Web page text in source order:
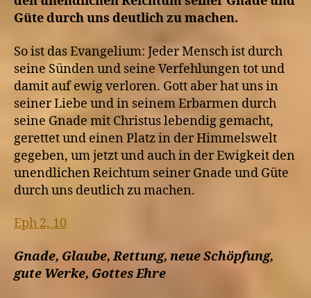
Güte durch uns deutlich zu machen.
So ist das Evangelium: Jeder Mensch ist durch
seine Sünden und seine Verfehlungen tot und
damit auf ewig verloren. Gott aber hat uns in
seiner Liebe und in seinem Erbarmen durch
seine Gnade mit Christus lebendig gemacht,
gerettet und einen Platz in der Himmelswelt
gegeben, um jetzt und auch in der Ewigkeit den
unendlichen Reichtum seiner Gnade und Güte
durch uns deutlich zu machen.
Eph 2, 10
Gnade, Glaube, Rettung, neue Schöpfung,
gute Werke, Gottes Ehre